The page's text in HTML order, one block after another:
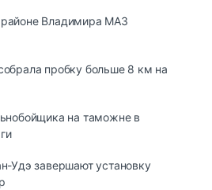
Владимира МАЗ
пробку больше 8 км на
на таможне в
Удэ зaвepшaют ycтaнoвкy